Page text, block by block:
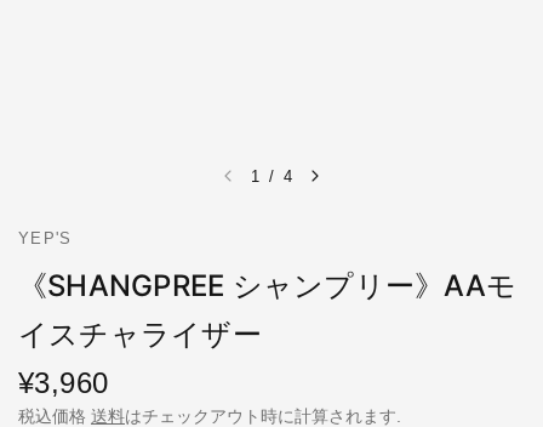
1 / 4
YEP'S
《SHANGPREE シャンプリー》AAモ
イスチャライザー
¥3,960
税込価格 送料はチェックアウト時に計算されます.